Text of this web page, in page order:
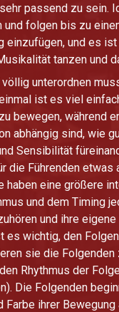
passend zu
folgen bis zu
und es
tanzen und
unterordnen
ist es viel
bewegen, während
abhängig sind, wie
Sensibilität
die Führenden
haben eine größere
und dem Timing
und ihre
es wichtig, den
sie die Folgenden
Rhythmus der
Die Folgenden
ihrer